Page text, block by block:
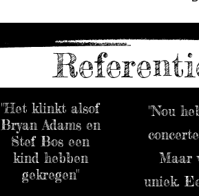
"Het klinkt alsof
Bryan Adams en
Stef Bos een
kind hebben
gekregen"
"Nou
Maar
uniek.